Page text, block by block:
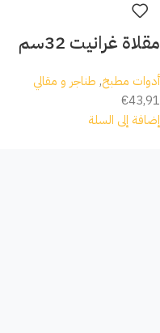
مقلاة غرانيت 32سم
أدوات مطبخ, طناجر و مقالي
€43,91
إضافة إلى السلة